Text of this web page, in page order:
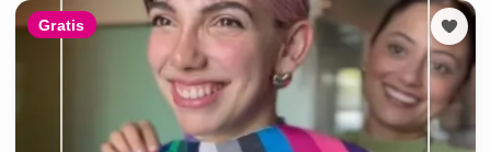
Gratis